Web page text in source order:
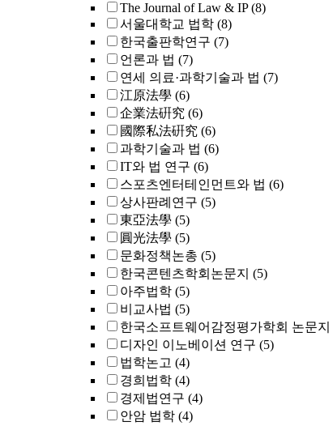
The Journal of Law & IP (8)
서울대학교 법학 (8)
한국출판학연구 (7)
언론과 법 (7)
연세 의료·과학기술과 법 (7)
江原法學 (6)
企業法硏究 (6)
國際私法硏究 (6)
과학기술과 법 (6)
IT와 법 연구 (6)
스포츠엔터테인먼트와 법 (6)
상사판례연구 (5)
東亞法學 (5)
圓光法學 (5)
문화정책논총 (5)
한국콘텐츠학회논문지 (5)
아주법학 (5)
비교사법 (5)
한국소프트웨어감정평가학회 논문지
디자인 이노베이션 연구 (5)
법학논고 (4)
경희법학 (4)
경제법연구 (4)
안암 법학 (4)